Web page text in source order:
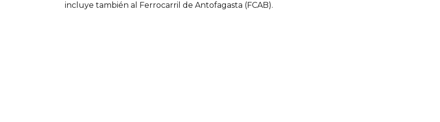
incluye también al Ferrocarril de Antofagasta (FCAB).